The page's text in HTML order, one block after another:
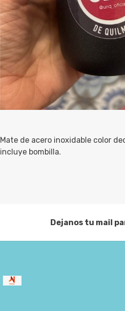
Mate de acero inoxidable color
incluye bombilla.
Dejanos tu mail